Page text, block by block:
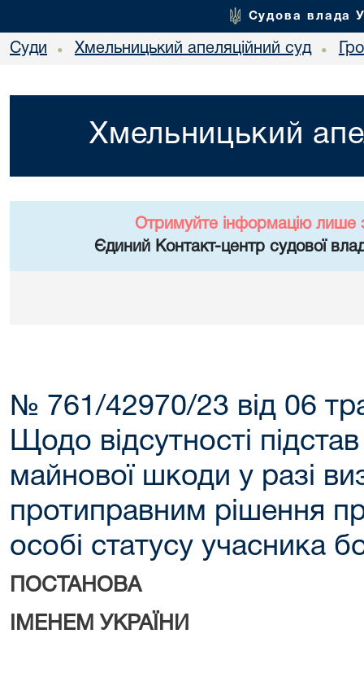
Судова влада
Суди • Хмельницький апеляційний суд •
Хмельницький
Отримуйте інформацію лише
Єдиний Контакт-центр судової
№ 761/42970/23 від 06
Щодо відсутності
майнової шкоди у разі
протиправним рішення
особі статусу учасника
ПОСТАНОВА
ІМЕНЕМ УКРАЇНИ